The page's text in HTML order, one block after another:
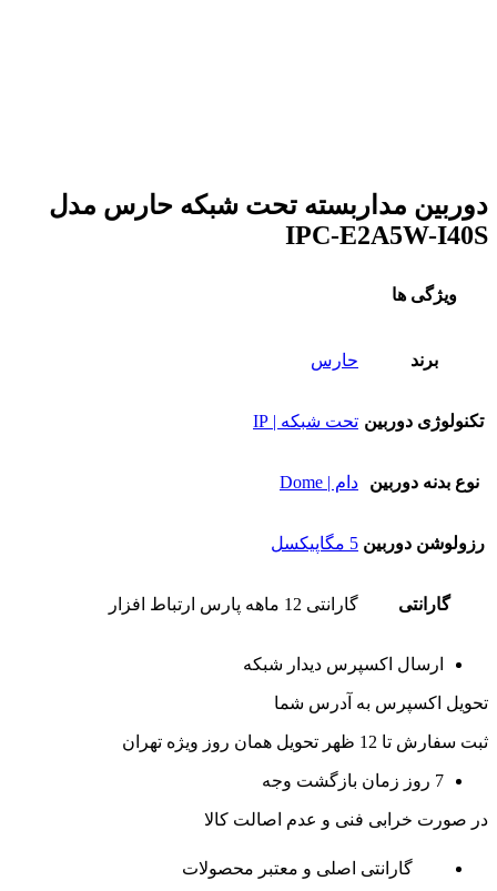
دوربین مداربسته تحت شبکه حارس مدل
IPC-E2A5W-I40S
ویژگی ها
برند حارس
تکنولوژی دوربین تحت شبکه | IP
نوع بدنه دوربین دام | Dome
رزولوشن دوربین 5 مگاپیکسل
گارانتی گارانتی 12 ماهه پارس ارتباط افزار
ارسال اکسپرس دیدار شبکه
تحویل اکسپرس به آدرس شما
ثبت سفارش تا 12 ظهر تحویل همان روز ویژه تهران
7 روز زمان بازگشت وجه
در صورت خرابی فنی و عدم اصالت کالا
گارانتی اصلی و معتبر محصولات